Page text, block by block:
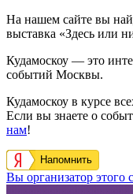
На нашем сайте вы
выставка «Здесь или
Кудамоскоу — это
событий Москвы.
Кудамоскоу в курсе
Если вы знаете о
нам!
Напомнить
Вы организатор этого